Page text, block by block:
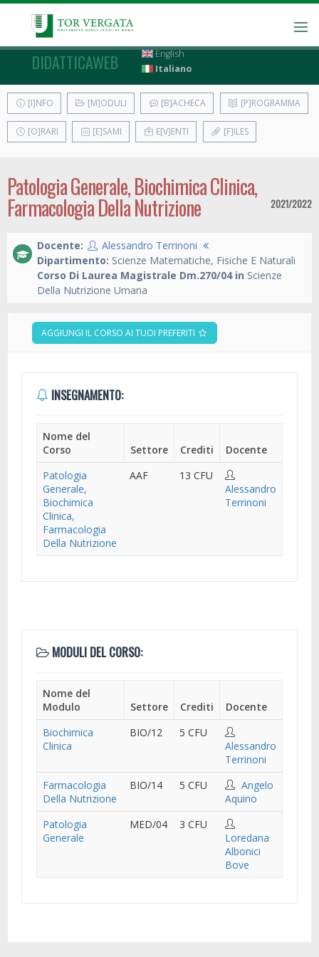
DIDATTICAWEB
English
Italiano
[I]NFO [M]ODULI [B]ACHECA [P]ROGRAMMA
[O]RARI [E]SAMI E[V]ENTI [F]ILES
Patologia Generale, Biochimica Clinica,
Farmacologia Della Nutrizione 2021/2022
Docente:
Alessandro Terrinoni
Dipartimento: Scienze Matematiche, Fisiche E Naturali
Corso Di Laurea Magistrale Dm.270/04 in Scienze
Della Nutrizione Umana
AGGIUNGI IL CORSO AI TUOI PREFERITI
INSEGNAMENTO:
Nome del
Corso
Settore Crediti
Docente
Patologia
Generale,
Biochimica
Clinica,
Farmacologia
Della Nutrizione
AAF
13 CFU
Alessandro
Terrinoni
MODULI DEL CORSO:
Nome del
Modulo
Settore Crediti
Docente
Biochimica
Clinica
BIO/12
5 CFU
Alessandro
Terrinoni
Farmacologia
Della Nutrizione
BIO/14 5 CFU
Angelo
Aquino
Patologia
Generale
MED/04
3 CFU
Loredana
Albonici
Bove